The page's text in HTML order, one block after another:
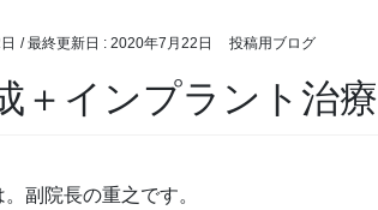
/ 最終更新日 : 2020年7月22日 投稿用ブログ
＋インプラント治療
副院長の重之です。